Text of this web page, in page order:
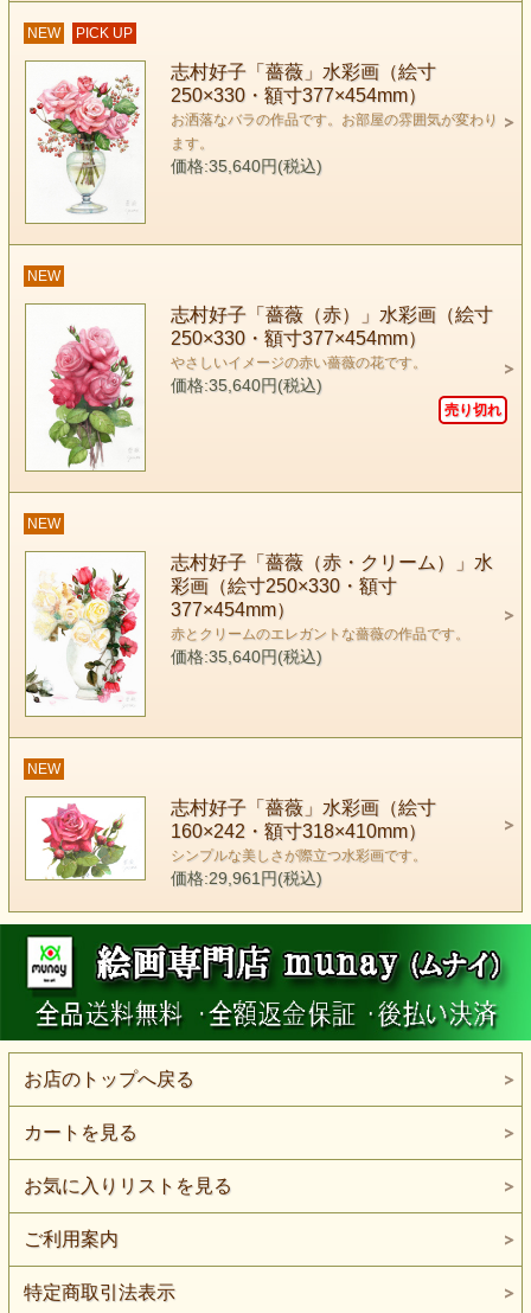
NEW PICK UP
志村好子「薔薇」水彩画（絵寸
250×330・額寸377×454mm）
お洒落なバラの作品です。お部屋の雰囲気が変わり
ます。
価格:35,640円(税込)
NEW
志村好子「薔薇（赤）」水彩画（絵寸
250×330・額寸377×454mm）
やさしいイメージの赤い薔薇の花です。
価格:35,640円(税込)
売り切れ
NEW
志村好子「薔薇（赤・クリーム）」水
彩画（絵寸250×330・額寸
377×454mm）
赤とクリームのエレガントな薔薇の作品です。
価格:35,640円(税込)
NEW
志村好子「薔薇」水彩画（絵寸
160×242・額寸318×410mm）
シンプルな美しさが際立つ水彩画です。
価格:29,961円(税込)
お店のトップへ戻る
カートを見る
お気に入りリストを見る
ご利用案内
特定商取引法表示